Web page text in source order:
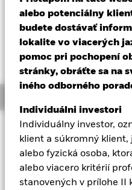
alebo potenciálny
budete dostávať
lokalite vo viacerých
pomoc pri pochopení
stránky, obráťte sa na
iného odborného
Individuálni investori
Individuálny investor,
klient a súkromný
alebo fyzická osoba,
alebo viacero kritérií
stanovených v prílohe II
iShares
Aladdin
Naša spoločnosť
USD 24,83
52 WK: 21,94 - 28,25
Celkový výnos NAV k 06-aug-26
YTD: 0,91%
INVESTIČNÝ CIEĽ
Cieľom fondu je dosiahnuť
prostredníctvom kombinácie
aktív fondu, čo odráža
& Forestry Index.